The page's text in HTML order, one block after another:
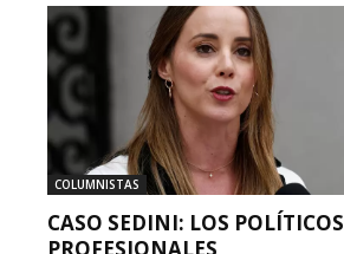
COLUMNISTAS
CASO SEDINI: LOS POLÍTICOS